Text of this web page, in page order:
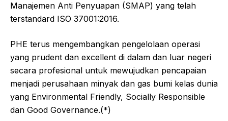
Manajemen Anti Penyuapan (SMAP) yang telah
terstandard ISO 37001:2016.
PHE terus mengembangkan pengelolaan operasi
yang prudent dan excellent di dalam dan luar negeri
secara profesional untuk mewujudkan pencapaian
menjadi perusahaan minyak dan gas bumi kelas dunia
yang Environmental Friendly, Socially Responsible
dan Good Governance.(*)